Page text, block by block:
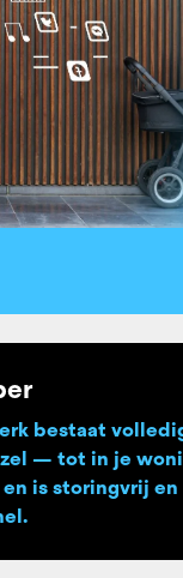
bestaat
— tot in je
is storingvrij en